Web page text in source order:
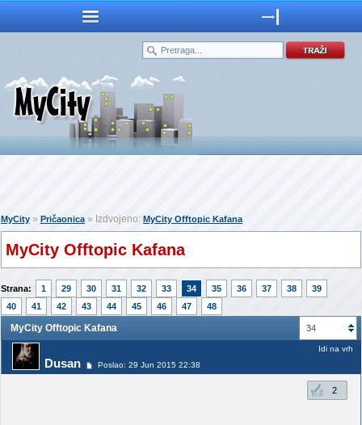
MyCity » Pričaonica» Izdvojeno: MyCity Offtopic Kafana
MyCity Offtopic Kafana
Strana: 1 29 30 31 32 33 34 35 36 37 38
39
40
41 42 43 44 45 46 47 48
34
MyCity Offtopic Kafana
Dusan Poslao: 29 Jun 2015 22:38
Idi na vrh
2